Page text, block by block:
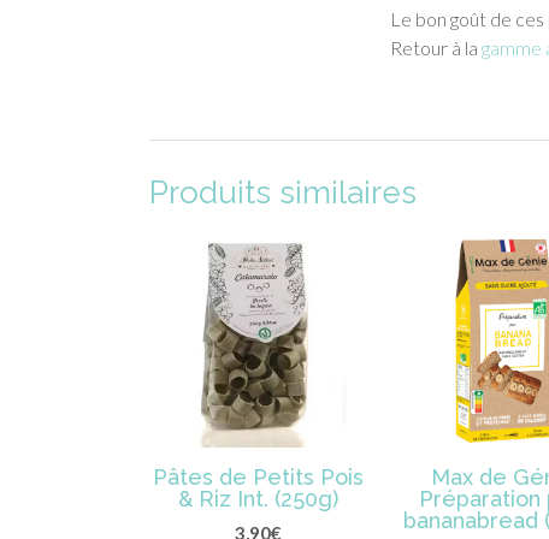
Le bon goût de
Retour à lagamme
Produits similaires
Pâtes de Petits Pois
& Riz Int. (250g)
3,90€
Max de
Préparation
bananabread